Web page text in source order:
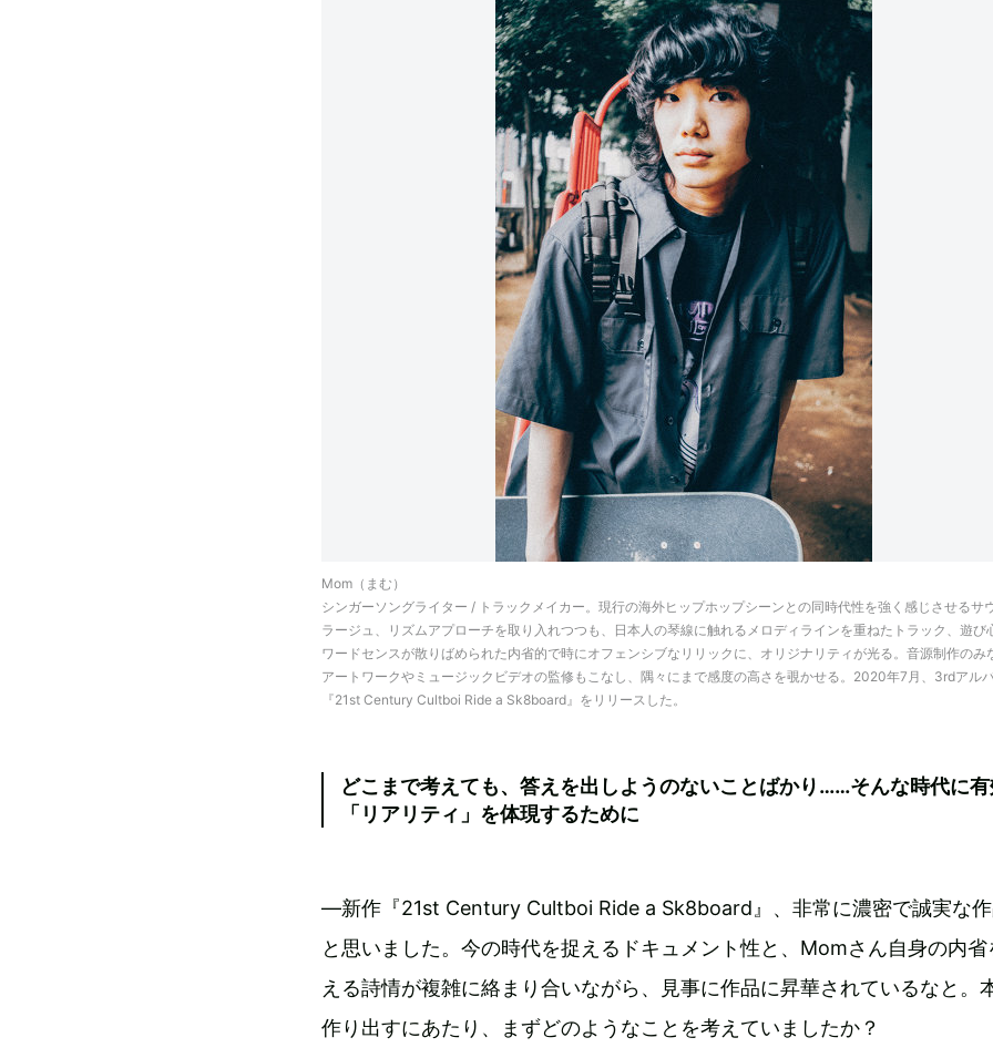
Mom（まむ）
シンガーソングライター / トラックメイカー。現行の海外ヒップホップシーンとの同時代性を強く感じさせるサ
ラージュ、リズムアプローチを取り入れつつも、日本人の琴線に触れるメロディラインを重ねたトラック、遊び
ワードセンスが散りばめられた内省的で時にオフェンシブなリリックに、オリジナリティが光る。音源制作のみ
アートワークやミュージックビデオの監修もこなし、隅々にまで感度の高さを覗かせる。2020年7月、3rdアル
『21st Century Cultboi Ride a Sk8board』をリリースした。
どこまで考えても、答えを出しようのないことばかり……そんな時代に
「リアリティ」を体現するために
―新作『21st Century Cultboi Ride a Sk8board』、非常に濃密で誠実な
と思いました。今の時代を捉えるドキュメント性と、Momさん自身の内省
える詩情が複雑に絡まり合いながら、見事に作品に昇華されているなと。
作り出すにあたり、まずどのようなことを考えていましたか？